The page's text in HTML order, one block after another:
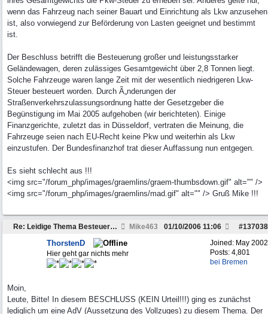
wenn das Fahrzeug nach seiner Bauart und Einrichtung als Lkw anzusehen
ist, also vorwiegend zur Beförderung von Lasten geeignet und bestimmt
ist.
Der Beschluss betrifft die Besteuerung großer und leistungsstarker
Geländewagen, deren zulässiges Gesamtgewicht über 2,8 Tonnen liegt.
Solche Fahrzeuge waren lange Zeit mit der wesentlich niedrigeren Lkw-
Steuer besteuert worden. Durch Ã„nderungen der
Straßenverkehrszulassungsordnung hatte der Gesetzgeber die
Begünstigung im Mai 2005 aufgehoben (wir berichteten). Einige
Finanzgerichte, zuletzt das in Düsseldorf, vertraten die Meinung, die
Fahrzeuge seien nach EU-Recht keine Pkw und weiterhin als Lkw
einzustufen. Der Bundesfinanzhof trat dieser Auffassung nun entgegen.
Es sieht schlecht aus !!!
<img src="/forum_php/images/graemlins/graem-thumbsdown.gif" alt="" />
<img src="/forum_php/images/graemlins/mad.gif" alt="" /> Gruß Mike !!!
Re: Leidige Thema Besteuerung Mike463 #137038
01/10/2006 11:06
Joined: May 2002
Posts: 4,801
bei Bremen
ThorstenD
Hier geht gar nichts mehr
Moin,
Leute, Bitte! In diesem BESCHLUSS (KEIN Urteil!!!) ging es zunächst
lediglich um eine AdV (Aussetzung des Vollzuges) zu diesem Thema. Der